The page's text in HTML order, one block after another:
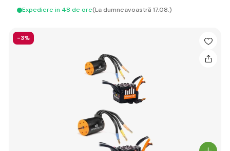
Expediere in 48 de ore(La dumneavoastră 17.08.)
-3%